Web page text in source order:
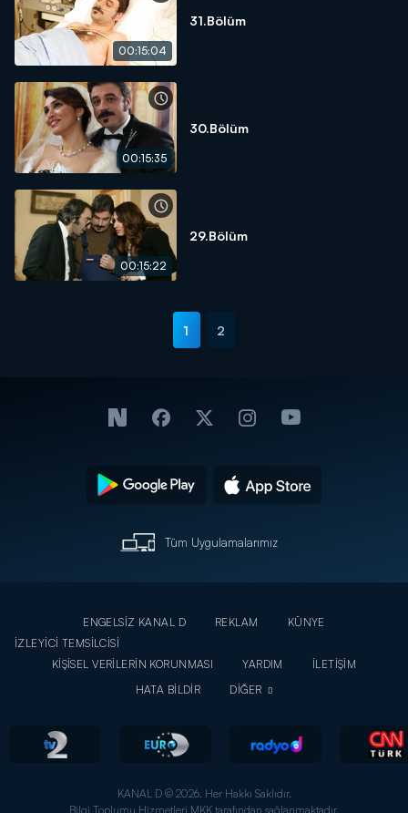
00:15:04
31.Bölüm
00:15:35
30.Bölüm
00:15:22
29.Bölüm
1 2
Tüm Uygulamalarımız
ENGELSİZ KANAL D REKLAM
KÜNYE
İZLEYİCİ TEMSİLCİSİ
KİŞİSEL VERİLERİN KORUNMASI
YARDIM
İLETİŞİM
HATA BİLDİR
DİĞER
KANAL D © 2026. Her Hakkı Saklıdır.
Bilgi Toplumu Hizmetleri MKK tarafından sağlanmaktadır.